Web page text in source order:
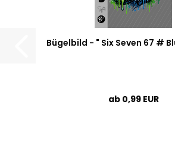
Bügelbild - " Six Seven 67 #
ab 0,99 EUR